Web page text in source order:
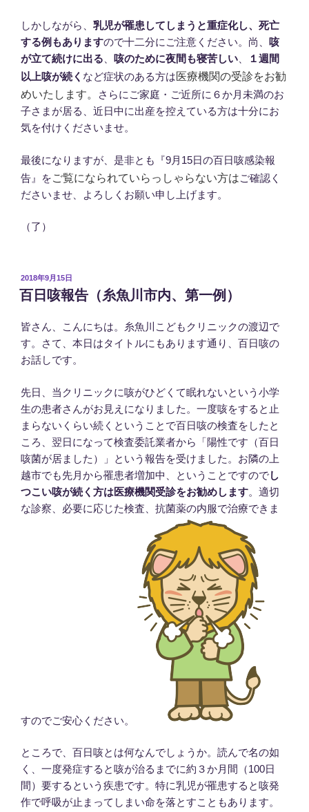
しかしながら、 乳児が罹患してしまうと重症化し、死亡
する例もありますので十二分にご注意ください。尚、 咳
が立て続けに出る
咳のために夜間も寝苦しい
１週間
以上咳が続く など症状のある方は医療機関の受診をお勧
めいたします。
さらにご家庭・ご近所に６か月未満のお
子さまが居る、近日中に出産を控えている方は十分にお
気を付けくださいませ。
最後になりますが、是非とも『9月15日の百日咳感染報
告』をご覧になられていらっしゃらない方はご確認く
ださいませ、よろしくお願い申し上げます。
（了）
投
稿
日:
2018年9月15日
百日咳報告（糸魚川市内、第一例）
皆さん、こんにちは。糸魚川こどもクリニックの渡辺で
す。さて、本日はタイトルにもあります通り、百日咳の
お話しです。
先日、当クリニックに咳がひどくて眠れないという小学
生の患者さんがお見えになりました。一度咳をすると止
まらないくらい続くということで百日咳の検査をしたと
ころ、翌日になって検査委託業者から「陽性です（百日
咳菌が居ました）」という報告を受けました。お隣の上
越市でも先月から罹患者増加中、ということですのでし
つこい咳が続く方は医療機関受診をお勧めします。適切
な診察、必要に応じた検査、抗菌薬の内服で治療できま
すのでご安心ください。
ところで、百日咳とは何なんでしょうか。読んで名の如
く、一度発症すると咳が治るまでに約３か月間（100日
間）要するという疾患です。特に乳児が罹患すると咳発
作で呼吸が止まってしまい命を落とすこともあります。